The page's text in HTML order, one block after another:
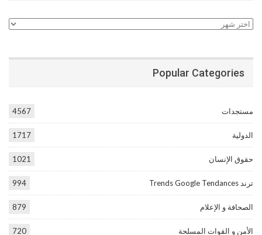
الأرشيف
Popular Categories
مستجدات 4567
الدولية 1717
حقوق الإنسان 1021
ترند Trends Google Tendances 994
الصحافة و الإعلام 879
الأمن و القوات المسلحة 720